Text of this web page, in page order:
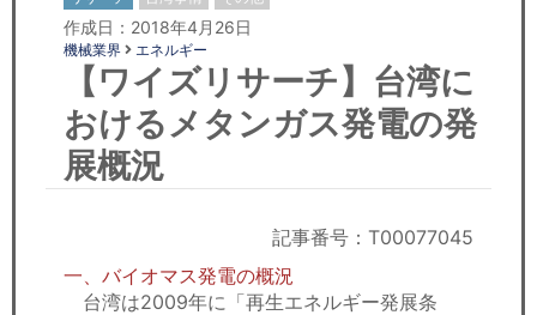
日本人にPR
コンサルティング
リサーチ
セミナー
労務顧問
作成日：2018年4月26日
機械業界 エネルギー
【ワイズリサーチ】台湾に
おけるメタンガス発電の発
展概況
記事番号：T00077045
一、バイオマス発電の概況
台湾は2009年に「再生エネルギー発展条